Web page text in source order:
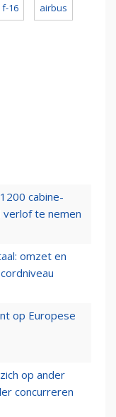
f-16 airbus
cabine-
te nemen
omzet en
op Europese
op ander
concurreren